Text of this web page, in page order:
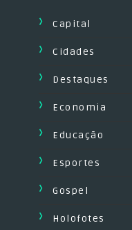
Capital
Cidades
Destaques
Economia
Educação
Esportes
Gospel
Holofotes